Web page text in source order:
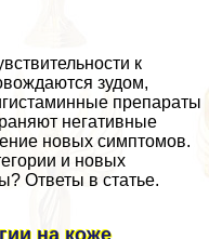
к
зудом,
препараты
негативные
новых симптомов.
и новых
Ответы в статье.
на коже